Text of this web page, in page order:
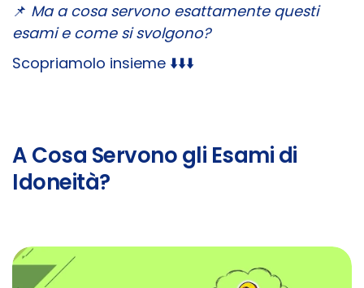
📌 Ma a cosa servono esattamente questi
esami e come si svolgono?
Scopriamolo insieme ⬇️⬇️⬇️
A Cosa Servono gli Esami di
Idoneità?